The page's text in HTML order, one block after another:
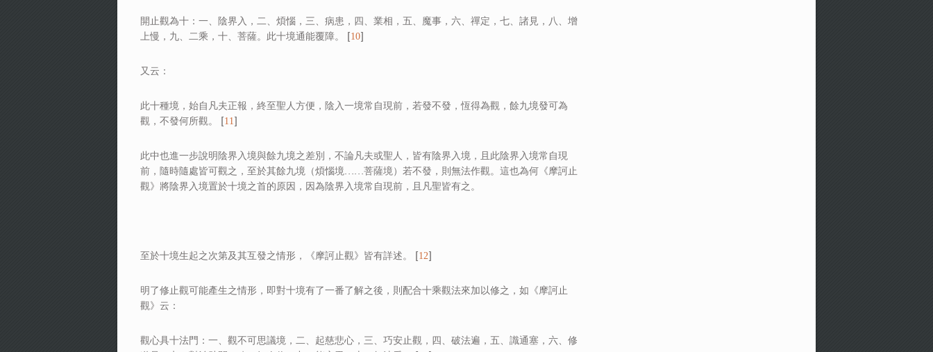
開止觀為十：一、陰界入，二、煩惱，三、病患，四、業相，五、魔事，六、禪定，七、諸見，八、增
上慢，九、二乘，十、菩薩。此十境通能覆障。 [10]
又云：
此十種境，始自凡夫正報，終至聖人方便，陰入一境常自現前，若發不發，恆得為觀，餘九境發可為
觀，不發何所觀。 [11 ]
此中也進一步說明陰界入境與餘九境之差別，不論凡夫或聖人，皆有陰界入境，且此陰界入境常自現
前，隨時隨處皆可觀之，至於其餘九境（煩惱境……菩薩境）若不發，則無法作觀。這也為何《摩訶止
觀》將陰界入境置於十境之首的原因，因為陰界入境常自現前，且凡聖皆有之。
至於十境生起之次第及其互發之情形，《摩訶止觀》皆有詳述。 [12]
明了修止觀可能產生之情形，即對十境有了一番了解之後，則配合十乘觀法來加以修之，如《摩訶止
觀》云：
觀心具十法門：一、觀不可思議境，二、起慈悲心，三、巧安止觀，四、破法遍，五、識通塞，六、修